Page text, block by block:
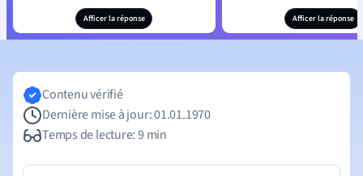
Afficer la réponse Afficer la réponse
Contenu vérifié
Dernière mise à jour: 01.01.1970
Temps de lecture: 9 min